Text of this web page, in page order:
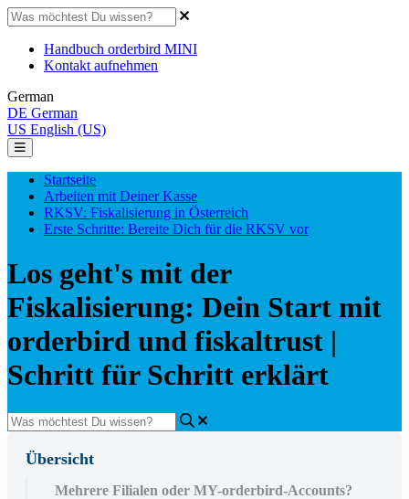
Handbuch orderbird MINI
Kontakt aufnehmen
German
DE German
US English (US)
Startseite
Arbeiten mit Deiner Kasse
RKSV: Fiskalisierung in Österreich
Erste Schritte: Bereite Dich für die RKSV vor
Los geht's mit der
Fiskalisierung: Dein Start mit
orderbird und fiskaltrust |
Schritt für Schritt erklärt
Übersicht
Mehrere Filialen oder MY-orderbird-Accounts?